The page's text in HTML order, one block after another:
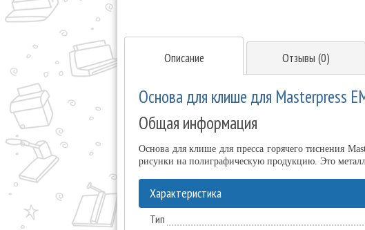
Описание Отзывы (0)
Основа для клише для Masterpress
Общая информация
Основа для клише для пресса горячего тиснения
рисунки на полиграфическую продукцию. Это
Характеристика
Тип